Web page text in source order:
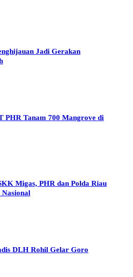
Jadi Gerakan
PHR Tanam 700 Mangrove di
Migas, PHR dan Polda Riau
DLH Rohil Gelar Goro